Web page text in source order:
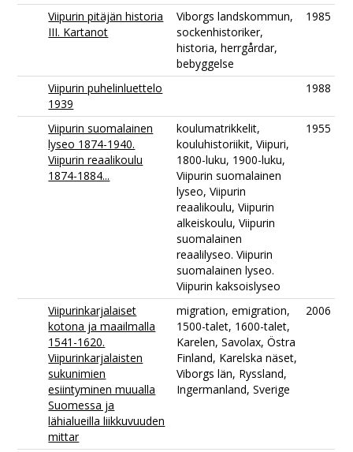
Viipurin pitäjän historia
III. Kartanot
Viborgs landskommun,
sockenhistoriker,
historia, herrgårdar,
bebyggelse
1985
Viipurin puhelinluettelo
1939
1988
Viipurin suomalainen
lyseo 1874-1940.
Viipurin reaalikoulu
1874-1884...
koulumatrikkelit,
kouluhistoriikit, Viipuri,
1800-luku, 1900-luku,
Viipurin suomalainen
lyseo, Viipurin
reaalikoulu, Viipurin
alkeiskoulu, Viipurin
suomalainen
reaalilyseo. Viipurin
suomalainen lyseo.
Viipurin kaksoislyseo
1955
Viipurinkarjalaiset
kotona ja maailmalla
1541-1620.
Viipurinkarjalaisten
sukunimien
esiintyminen muualla
Suomessa ja
lähialueilla liikkuvuuden
mittar
migration, emigration,
1500-talet, 1600-talet,
Karelen, Savolax, Östra
Finland, Karelska näset,
Viborgs län, Ryssland,
Ingermanland, Sverige
2006